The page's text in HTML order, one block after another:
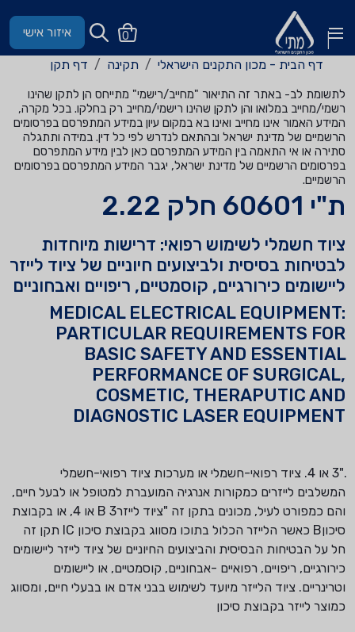
0 איזור אישי
דף הבית - מכון התקנים הישראלי תקינה דף תקן
לתשומת לב- באתר זה התיאור "מחייב/רישמי" מתייחס הן לתקן שהינו
רשמי/מחייב במלואו והן לתקן שהינו רישמי/מחייב רק בחלקו. בכל מקרה,
המידע האמור אינו מחייב ואינו בא במקום עיון במידע המתפרסם בפרסומים
הרשמיים של מדינת ישראל ובהתאם לנדרש לפי כל דין. במידה ותתגלה
סתירה או אי התאמה בין המידע המתפרסם כאן לבין מידע המתפרסם
בפרסומים הרשמיים של מדינת ישראל, יגבר המידע המתפרסם בפרסומים
הרשמיים.
ת"י 60601 חלק 2.22
ציוד חשמלי לשימוש רפואי: דרישות מיוחדות
לבטיחות בסיסית ולביצועים חיוניים של ציוד לייזר
ליישומים כירורגיים, קוסמטיים, ריפויים ואבחוניים
MEDICAL ELECTRICAL EQUIPMENT:
PARTICULAR REQUIREMENTS FOR
BASIC SAFETY AND ESSENTIAL
PERFORMANCE OF SURGICAL,
COSMETIC, THERAPUTIC AND
DIAGNOSTIC LASER EQUIPMENT
."3 או 4. ציוד רפואי-חשמלי או מערכות ציוד רפואי-חשמלי
המשלבים לייזרים כמקורות אנרגיה המועברת למטופל או לבעל חיים,
והם כמפורט לעיל, מכונים בתקן זה "ציוד לייזרB 3 או 4, או בקבוצת
סיכוןB כאשר הלייזר הכלול בתוכו מסווג בקבוצת סיכון IC תקן זה
חל על הבטיחות הבסיסית והביצועים החיוניים של ציוד לייזר ליישומים
כירורגיים, ריפויים, רפואיים -אבחוניים, קוסמטיים, או ליישומים
וטרינריים. ציוד הלייזר מיועד לשימוש בבני אדם או בבעלי חיים, ומסווג
כמוצר לייזר בקבוצת סיכון